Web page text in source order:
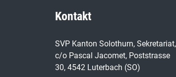
Kontakt
SVP Kanton Solothurn, Sekretariat,
c/o Pascal Jacomet, Poststrasse
30, 4542 Luterbach (SO)